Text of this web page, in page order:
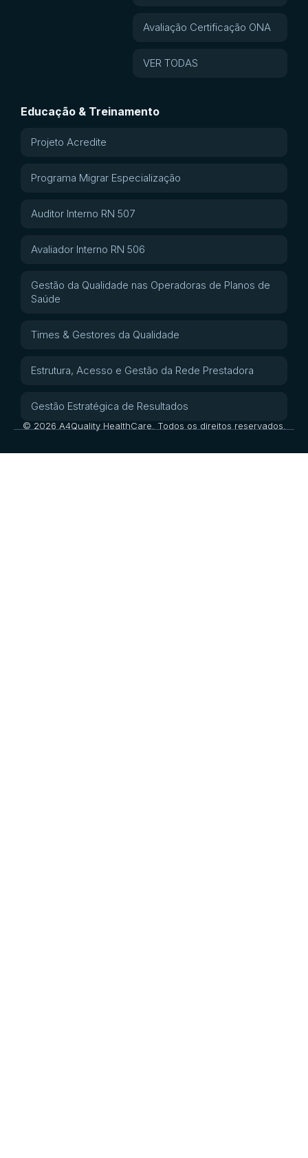
Avaliação Certificação ONA
VER TODAS
Educação & Treinamento
Projeto Acredite
Programa Migrar Especialização
Auditor Interno RN 507
Avaliador Interno RN 506
Gestão da Qualidade nas Operadoras de Planos de
Saúde
Times & Gestores da Qualidade
Estrutura, Acesso e Gestão da Rede Prestadora
Gestão Estratégica de Resultados
© 2026 A4Quality HealthCare. Todos os direitos reservados.